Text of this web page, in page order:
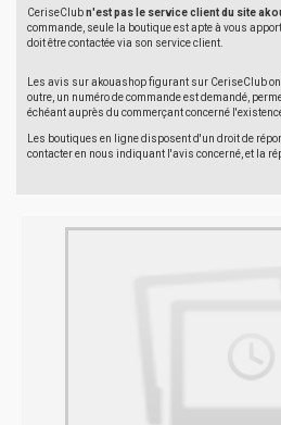
CeriseClubn'est pas le service client du site
commande, seule la boutique est apte à vous
doit être contactée via son service client.
Les avis sur akouashop figurant sur CeriseClub
outre, un numéro de commande est demandé,
échéant auprès du commerçant concerné
Les boutiques en ligne disposent d'un droit de
contacter en nous indiquant l'avis concerné, et la